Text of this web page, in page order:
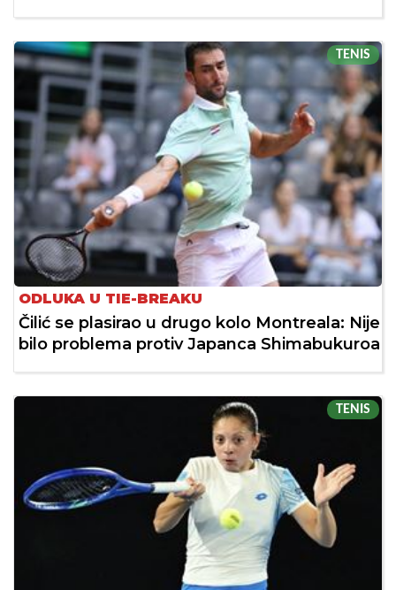
TENIS
ODLUKA U TIE-BREAKU
Čilić se plasirao u drugo kolo Montreala: Nije
bilo problema protiv Japanca Shimabukuroa
TENIS